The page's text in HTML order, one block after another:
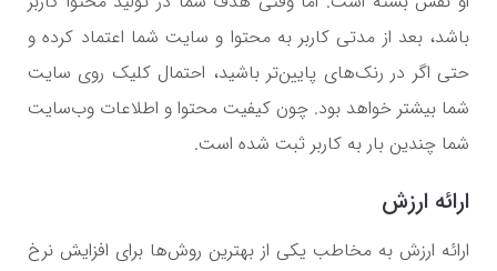
باشد، بعد از مدتی کاربر به محتوا و سایت شما اعتماد کرده و
حتی اگر در رنک‌های پایین‌تر باشید، احتمال کلیک روی سایت
شما بیشتر خواهد بود. چون کیفیت محتوا و اطلاعات وب‌سایت
شما چندین بار به کاربر ثبت شده است.
ارائه ارزش
ارائه ارزش به مخاطب یکی از بهترین روش‌ها برای افزایش نرخ